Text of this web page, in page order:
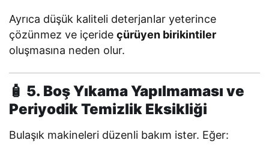
Ayrıca düşük kaliteli deterjanlar yeterince
çözünmez ve içerideçürüyen birikintiler
oluşmasına neden olur.
🧴 5. Boş Yıkama Yapılmaması ve
Periyodik Temizlik Eksikliği
Bulaşık makineleri düzenli bakım ister. Eğer: